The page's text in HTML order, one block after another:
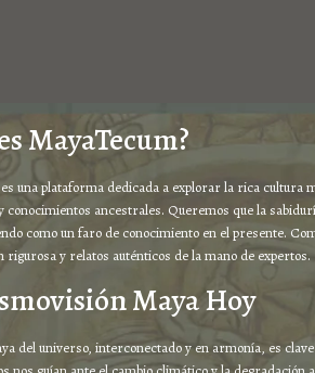
MayaTecum?
una plataforma dedicada a explorar la rica cultura
conocimientos ancestrales. Queremos que la
como un faro de conocimiento en el presente.
rigurosa y relatos auténticos de la mano de expertos.
Maya Hoy
del universo, interconectado y en armonía, es